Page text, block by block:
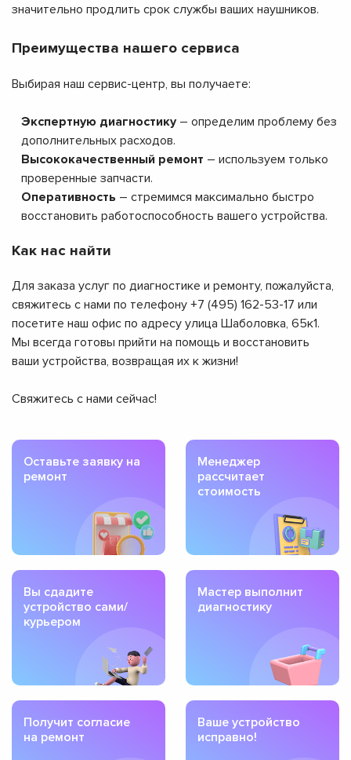
значительно продлить срок службы ваших наушников.
Преимущества нашего сервиса
Выбирая наш сервис-центр, вы получаете:
Экспертную диагностику– определим проблему без
дополнительных расходов.
Высококачественный ремонт – используем только
проверенные запчасти.
Оперативность – стремимся максимально быстро
восстановить работоспособность вашего устройства.
Как нас найти
Для заказа услуг по диагностике и ремонту, пожалуйста,
свяжитесь с нами по телефону +7 (495) 162-53-17 или
посетите наш офис по адресу улица Шаболовка, 65к1.
Мы всегда готовы прийти на помощь и восстановить
ваши устройства, возвращая их к жизни!
Свяжитесь с нами сейчас!
Оставьте заявку на
ремонт
Менеджер
рассчитает
стоимость
Вы сдадите
устройство сами/
курьером
Мастер выполнит
диагностику
Получит согласие
на ремонт
Ваше устройство
исправно!